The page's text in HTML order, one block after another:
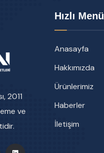
2011
ve
Hızlı Menü
Anasayfa
Hakkımızda
Ürünlerimiz
Haberler
İletişim